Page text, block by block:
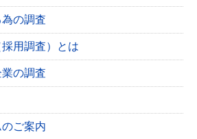
の調査
用調査）とは
の調査
ご案内